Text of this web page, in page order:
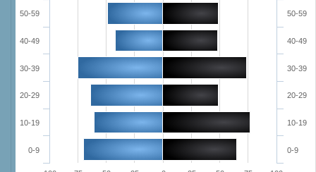
0-9
10-19
20-29
30-39
40-49
50-59
0-9
10-19
20-29
30-39
40-49
50-59